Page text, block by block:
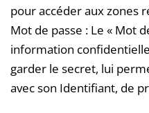
pour accéder aux zones
Mot de passe : Le « Mot
information
garder le secret, lui
avec son Identifiant, de